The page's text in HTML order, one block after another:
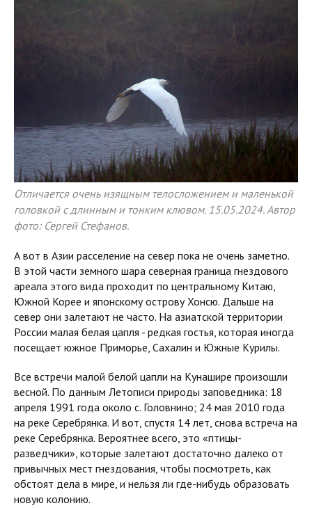
Отличается очень изящным телосложением и маленькой
головкой с длинным и тонким клювом. 15.05.2024. Автор
фото: Сергей Стефанов.
А вот в Азии расселение на север пока не очень заметно.
В этой части земного шара северная граница гнездового
ареала этого вида проходит по центральному Китаю,
Южной Корее и японскому острову Хонсю. Дальше на
север они залетают не часто. На азиатской территории
России малая белая цапля - редкая гостья, которая иногда
посещает южное Приморье, Сахалин и Южные Курилы.
Все встречи малой белой цапли на Кунашире произошли
весной. По данным Летописи природы заповедника: 18
апреля 1991 года около с. Головнино; 24 мая 2010 года
на реке Серебрянка. И вот, спустя 14 лет, снова встреча на
реке Серебрянка. Вероятнее всего, это «птицы-
разведчики», которые залетают достаточно далеко от
привычных мест гнездования, чтобы посмотреть, как
обстоят дела в мире, и нельзя ли где-нибудь образовать
новую колонию.